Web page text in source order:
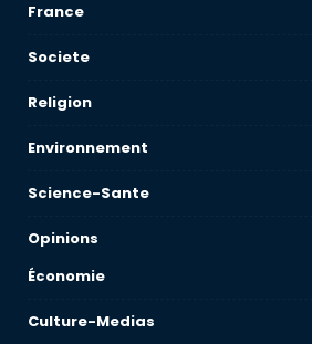
France
Societe
Religion
Environnement
Science-Sante
Opinions
Économie
Culture-Medias